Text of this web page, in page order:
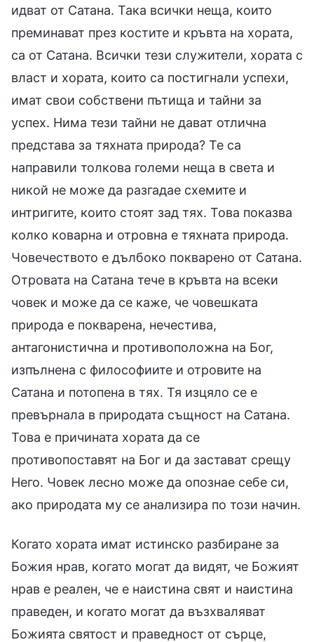
идват от Сатана. Така всички неща, които
преминават през костите и кръвта на хората,
са от Сатана. Всички тези служители, хората с
власт и хората, които са постигнали успехи,
имат свои собствени пътища и тайни за
успех. Нима тези тайни не дават отлична
представа за тяхната природа? Те са
направили толкова големи неща в света и
никой не може да разгадае схемите и
интригите, които стоят зад тях. Това показва
колко коварна и отровна е тяхната природа.
Човечеството е дълбоко покварено от Сатана.
Отровата на Сатана тече в кръвта на всеки
човек и може да се каже, че човешката
природа е покварена, нечестива,
антагонистична и противоположна на Бог,
изпълнена с философиите и отровите на
Сатана и потопена в тях. Тя изцяло се е
превърнала в природата същност на Сатана.
Това е причината хората да се
противопоставят на Бог и да застават срещу
Него. Човек лесно може да опознае себе си,
ако природата му се анализира по този начин.
Когато хората имат истинско разбиране за
Божия нрав, когато могат да видят, че Божият
нрав е реален, че е наистина свят и наистина
праведен, и когато могат да възхваляват
Божията святост и праведност от сърце,